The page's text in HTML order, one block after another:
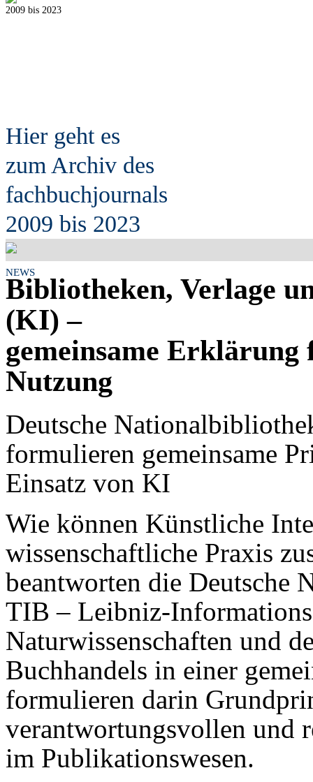
2009 bis 2023
Hier geht es
zum Archiv des
fachbuchjournals
2009 bis 2023
NEWS
Bibliotheken, Verlage
(KI) –
gemeinsame
Nutzung
Deutsche
formulieren gemeinsame
Einsatz von KI
Wie können Künstliche
wissenschaftliche Praxis
beantworten die
TIB – Leibniz-
Naturwissenschaften und
Buchhandels in einer
formulieren darin
verantwortungsvollen und
im Publikationswesen.